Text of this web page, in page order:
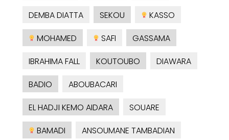
DEMBA DIATTA
SEKOU
KASSO
MOHAMED
SAFI
GASSAMA
IBRAHIMA FALL
KOUTOUBO
DIAWARA
BADIO
ABOUBACARI
EL HADJI KEMO AIDARA
SOUARE
BAMADI
ANSOUMANE TAMBADIAN